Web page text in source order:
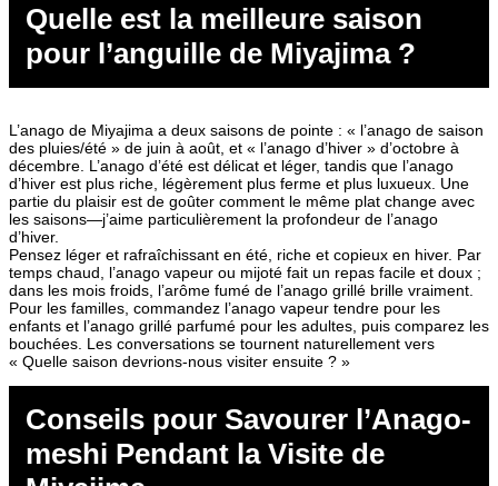
Quelle est la meilleure saison
pour l’anguille de Miyajima ?
L’anago de Miyajima a deux saisons de pointe : « l’anago de saison
des pluies/été » de juin à août, et « l’anago d’hiver » d’octobre à
décembre. L’anago d’été est délicat et léger, tandis que l’anago
d’hiver est plus riche, légèrement plus ferme et plus luxueux. Une
partie du plaisir est de goûter comment le même plat change avec
les saisons—j’aime particulièrement la profondeur de l’anago
d’hiver.
Pensez léger et rafraîchissant en été, riche et copieux en hiver. Par
temps chaud, l’anago vapeur ou mijoté fait un repas facile et doux ;
dans les mois froids, l’arôme fumé de l’anago grillé brille vraiment.
Pour les familles, commandez l’anago vapeur tendre pour les
enfants et l’anago grillé parfumé pour les adultes, puis comparez les
bouchées. Les conversations se tournent naturellement vers
« Quelle saison devrions-nous visiter ensuite ? »
Conseils pour Savourer l’Anago-
meshi Pendant la Visite de